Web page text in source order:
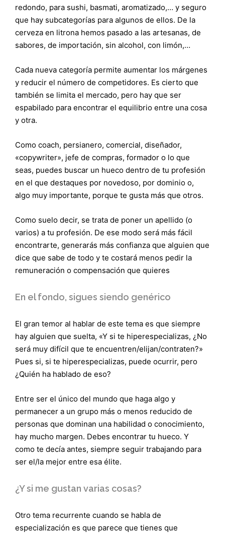
redondo, para sushi, basmati, aromatizado,… y seguro
que hay subcategorías para algunos de ellos. De la
cerveza en litrona hemos pasado a las artesanas, de
sabores, de importación, sin alcohol, con limón,…
Cada nueva categoría permite aumentar los márgenes
y reducir el número de competidores. Es cierto que
también se limita el mercado, pero hay que ser
espabilado para encontrar el equilibrio entre una cosa
y otra.
Como coach, persianero, comercial, diseñador,
«copywriter», jefe de compras, formador o lo que
seas, puedes buscar un hueco dentro de tu profesión
en el que destaques por novedoso, por dominio o,
algo muy importante, porque te gusta más que otros.
Como suelo decir, se trata de poner un apellido (o
varios) a tu profesión. De ese modo será más fácil
encontrarte, generarás más confianza que alguien que
dice que sabe de todo y te costará menos pedir la
remuneración o compensación que quieres
En el fondo, sigues siendo genérico
El gran temor al hablar de este tema es que siempre
hay alguien que suelta, «Y si te hiperespecializas, ¿No
será muy difícil que te encuentren/elijan/contraten?»
Pues si, si te hiperespecializas, puede ocurrir, pero
¿Quién ha hablado de eso?
Entre ser el único del mundo que haga algo y
permanecer a un grupo más o menos reducido de
personas que dominan una habilidad o conocimiento,
hay mucho margen. Debes encontrar tu hueco. Y
como te decía antes, siempre seguir trabajando para
ser el/la mejor entre esa élite.
¿Y si me gustan varias cosas?
Otro tema recurrente cuando se habla de
especialización es que parece que tienes que